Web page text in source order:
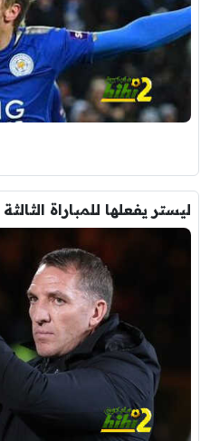
ليستر يفعلها للمباراة